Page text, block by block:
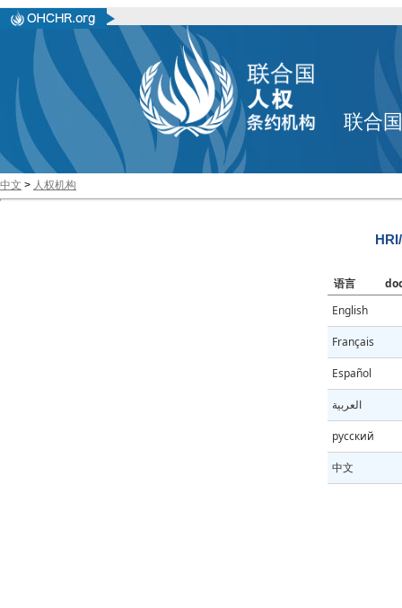
联合
中文 > 人权机构
语言
English
Français
Español
العربية
русский
中文